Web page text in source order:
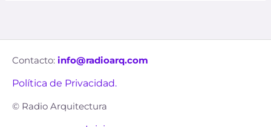
Contacto: info@radioarq.com
Política de Privacidad.
© Radio Arquitectura